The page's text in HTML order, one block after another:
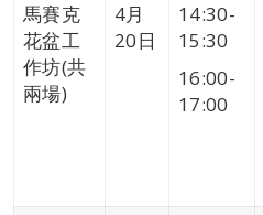
馬賽克
花盆工
作坊(共
兩場)
4月
20日
14:30-
15:30
16:00-
17:00